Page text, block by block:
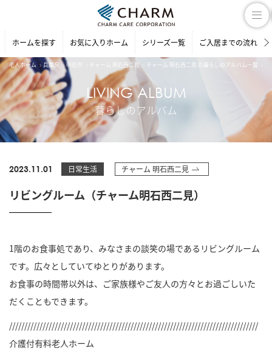
ホームを探す お気に入りホーム シリーズ一覧 ご入居までの流れ
老人ホーム 兵庫県 明石市 チャーム 明石西二見 チャーム 明石西二見 の暮らしのアルバム一覧
LIVING ALBUM
暮らしのアルバム
2023.11.01 日常生活 チャーム 明石西二見
リビングルーム（チャーム明石西二見）
1階のお食事処であり、みなさまの談笑の場であるリビングルーム
です。広々としていてゆとりがあります。
お食事の時間帯以外は、ご家族様やご友人の方々とお過ごしいた
だくこともできます。
//////////////////////////////////////////////////////////////////////////////////
介護付有料老人ホーム